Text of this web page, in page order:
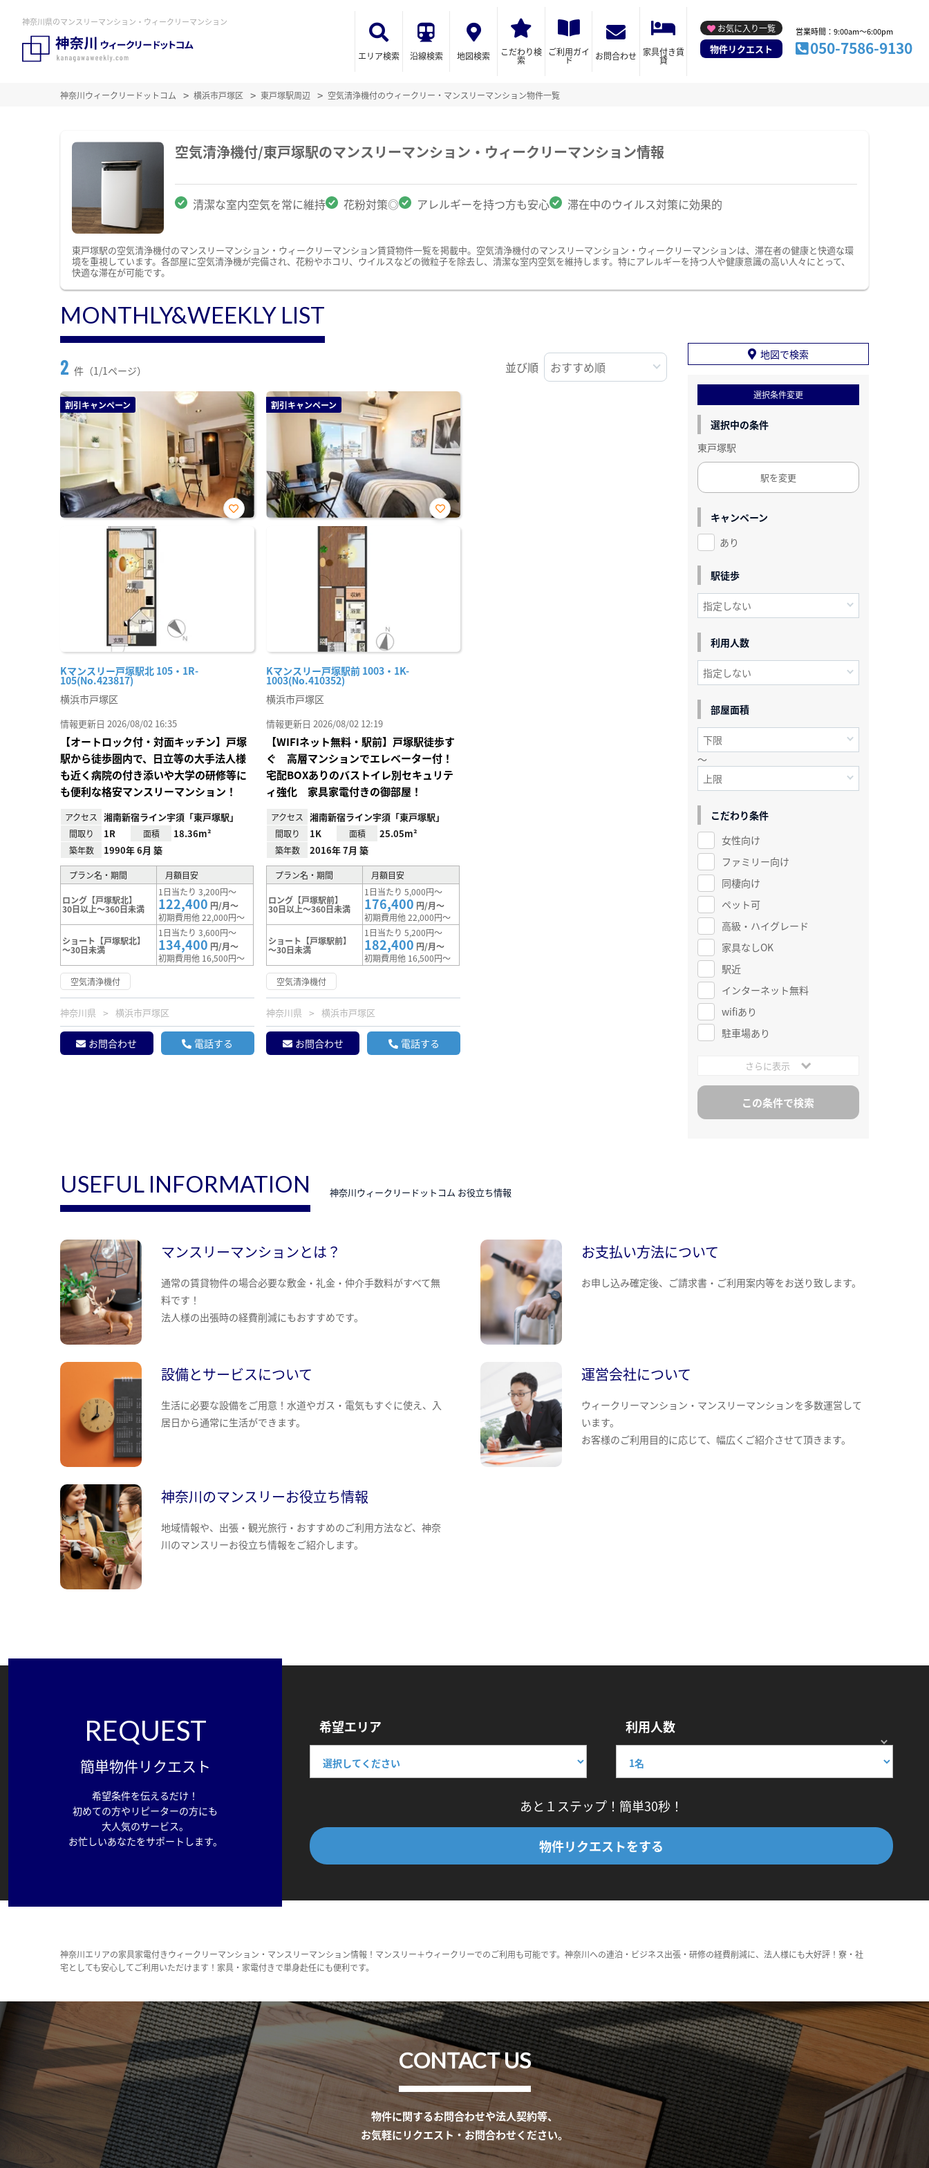
神奈川県のマンスリーマンション・ウィークリーマンション
エリア検索 沿線検索 地図検索 こだわり検
索
ご利用ガイ
ド お問合わせ 家具付き賃
貸
お気に入り一覧
物件リクエスト
営業時間：9:00am～6:00pm
050-7586-9130
神奈川ウィークリードットコム 横浜市戸塚区 東戸塚駅周辺 空気清浄機付のウィークリー・マンスリーマンション物件一覧
空気清浄機付/東戸塚駅のマンスリーマンション・ウィークリーマンション情報
清潔な室内空気を常に維持 花粉対策◎ アレルギーを持つ方も安心 滞在中のウイルス対策に効果的
東戸塚駅の空気清浄機付のマンスリーマンション・ウィークリーマンション賃貸物件一覧を掲載中。空気清浄機付のマンスリーマンション・ウィークリーマンションは、滞在者の健康と快適な環
境を重視しています。各部屋に空気清浄機が完備され、花粉やホコリ、ウイルスなどの微粒子を除去し、清潔な室内空気を維持します。特にアレルギーを持つ人や健康意識の高い人々にとって、
快適な滞在が可能です。
MONTHLY&WEEKLY LIST
2 件（1/1ページ） 並び順
割引キャンペーン
Kマンスリー戸塚駅北 105・1R-
105(No.423817)
お気
横浜市戸塚区
情報更新日 2026/08/02 16:35
【オートロック付・対面キッチン】戸塚
駅から徒歩圏内で、日立等の大手法人様
も近く病院の付き添いや大学の研修等に
も便利な格安マンスリーマンション！
アクセス 湘南新宿ライン宇須「東戸塚駅」
間取り 1R 面積 18.36m²
築年数 1990年 6月 築
プラン名・期間 月額目安
ロング【戸塚駅北】
30日以上～360日未満
1日当たり 3,200円～
122,400 円/月～
初期費用他 22,000円～
ショート【戸塚駅北】
～30日未満
1日当たり 3,600円～
134,400 円/月～
初期費用他 16,500円～
空気清浄機付
神奈川県 横浜市戸塚区
お問合わせ 電話する
割引キャンペーン
Kマンスリー戸塚駅前 1003・1K-
1003(No.410352)
お気
横浜市戸塚区
情報更新日 2026/08/02 12:19
【WIFIネット無料・駅前】戸塚駅徒歩す
ぐ 高層マンションでエレベーター付！
宅配BOXありのバストイレ別セキュリテ
ィ強化 家具家電付きの御部屋！
アクセス 湘南新宿ライン宇須「東戸塚駅」
間取り 1K 面積 25.05m²
築年数 2016年 7月 築
プラン名・期間 月額目安
ロング【戸塚駅前】
30日以上～360日未満
1日当たり 5,000円～
176,400 円/月～
初期費用他 22,000円～
ショート【戸塚駅前】
～30日未満
1日当たり 5,200円～
182,400 円/月～
初期費用他 16,500円～
空気清浄機付
神奈川県 横浜市戸塚区
お問合わせ 電話する
地図で検索
選択条件変更
選択中の条件
東戸塚駅
駅を変更
キャンペーン
あり
駅徒歩
利用人数
部屋面積
～
こだわり条件
女性向け
ファミリー向け
同棲向け
ペット可
高級・ハイグレード
家具なしOK
駅近
インターネット無料
wifiあり
駐車場あり
さらに表示
USEFUL INFORMATION 神奈川ウィークリードットコム お役立ち情報
マンスリーマンションとは？
通常の賃貸物件の場合必要な敷金・礼金・仲介手数料がすべて無
料です！
法人様の出張時の経費削減にもおすすめです。
お支払い方法について
お申し込み確定後、ご請求書・ご利用案内等をお送り致します。
設備とサービスについて
生活に必要な設備をご用意！水道やガス・電気もすぐに使え、入
居日から通常に生活ができます。
運営会社について
ウィークリーマンション・マンスリーマンションを多数運営して
います。
お客様のご利用目的に応じて、幅広くご紹介させて頂きます。
神奈川のマンスリーお役立ち情報
地域情報や、出張・観光旅行・おすすめのご利用方法など、神奈
川のマンスリーお役立ち情報をご紹介します。
REQUEST
簡単物件リクエスト
希望条件を伝えるだけ！
初めての方やリピーターの方にも
大人気のサービス。
お忙しいあなたをサポートします。
希望エリア 利用人数
あと１ステップ！簡単30秒！
物件リクエストをする
神奈川エリアの家具家電付きウィークリーマンション・マンスリーマンション情報！マンスリー＋ウィークリーでのご利用も可能です。神奈川への連泊・ビジネス出張・研修の経費削減に、法人様にも大好評！寮・社
宅としても安心してご利用いただけます！家具・家電付きで単身赴任にも便利です。
CONTACT US
物件に関するお問合わせや法人契約等、
お気軽にリクエスト・お問合わせください。